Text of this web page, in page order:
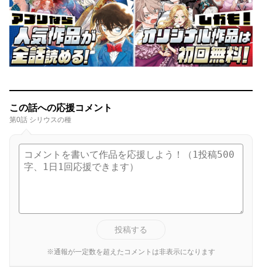
この話への応援コメント
第0話 シリウスの種
投稿する
※通報が一定数を超えたコメントは非表示になります